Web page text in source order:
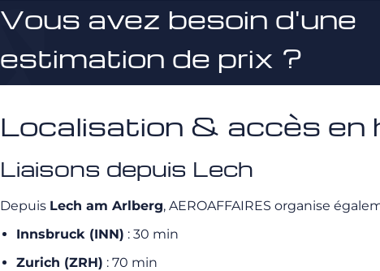
Vous avez besoin d'une
estimation de prix ?
Localisation & accès en
Liaisons depuis Lech
Depuis Lech am Arlberg, AEROAFFAIRES organise
Innsbruck (INN) : 30 min
Zurich (ZRH) : 70 min